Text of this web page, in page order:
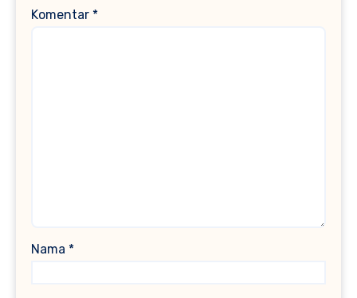
Komentar *
Nama *